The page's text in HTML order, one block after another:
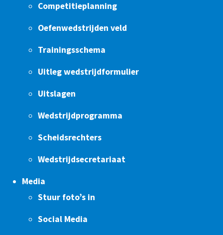
Competitieplanning
Oefenwedstrijden veld
Trainingsschema
Uitleg wedstrijdformulier
Uitslagen
Wedstrijdprogramma
Scheidsrechters
Wedstrijdsecretariaat
Media
Stuur foto’s in
Social Media